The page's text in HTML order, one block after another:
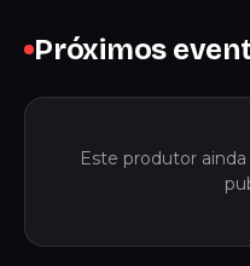
Próximos
Este produtor